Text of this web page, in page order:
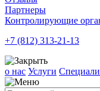
Партнеры
Контролирующие
+7 (812) 313-21-13
о нас Услуги